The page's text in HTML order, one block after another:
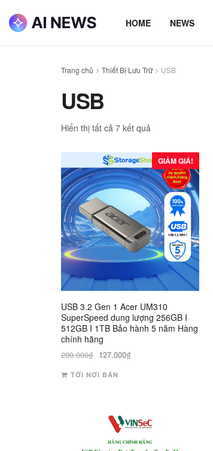
HOME NEWS
Trang chủ Thiết Bị Lưu Trữ USB
USB
Hiển thị tất cả 7 kết quả
GIẢM GIÁ!
USB 3.2 Gen 1 Acer UM310
SuperSpeed dung lượng 256GB I
512GB I 1TB Bảo hành 5 năm Hàng
chính hãng
200.000₫ Giá
là:
127.000₫
TỚI NƠI BÁN